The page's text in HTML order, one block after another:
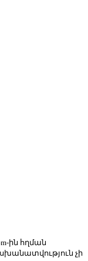
ին հղման
չի